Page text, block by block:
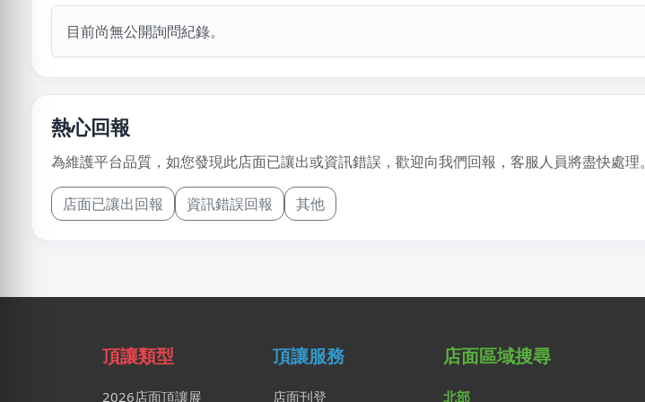
目前尚無公開詢問紀錄。
熱心回報
為維護平台品質，如您發現此店面已讓出或資訊錯誤，歡迎向我們回報，客服人員將盡快處理。
店面已讓出回報 資訊錯誤回報 其他
頂讓類型
2026店面頂讓展
頂讓服務
店面刊登
店面區域搜尋
北部